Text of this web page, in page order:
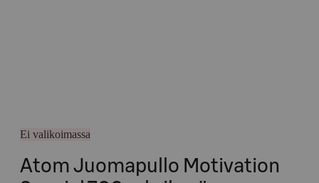
Ei valikoimassa
Atom Juomapullo Motivation